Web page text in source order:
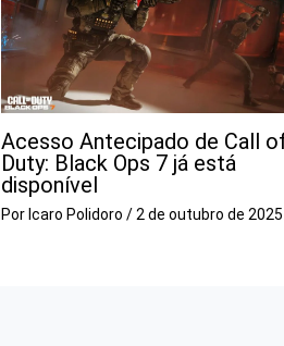
Acesso Antecipado de Call
Duty: Black Ops 7 já está
disponível
Por Icaro Polidoro /2 de outubro de 2025